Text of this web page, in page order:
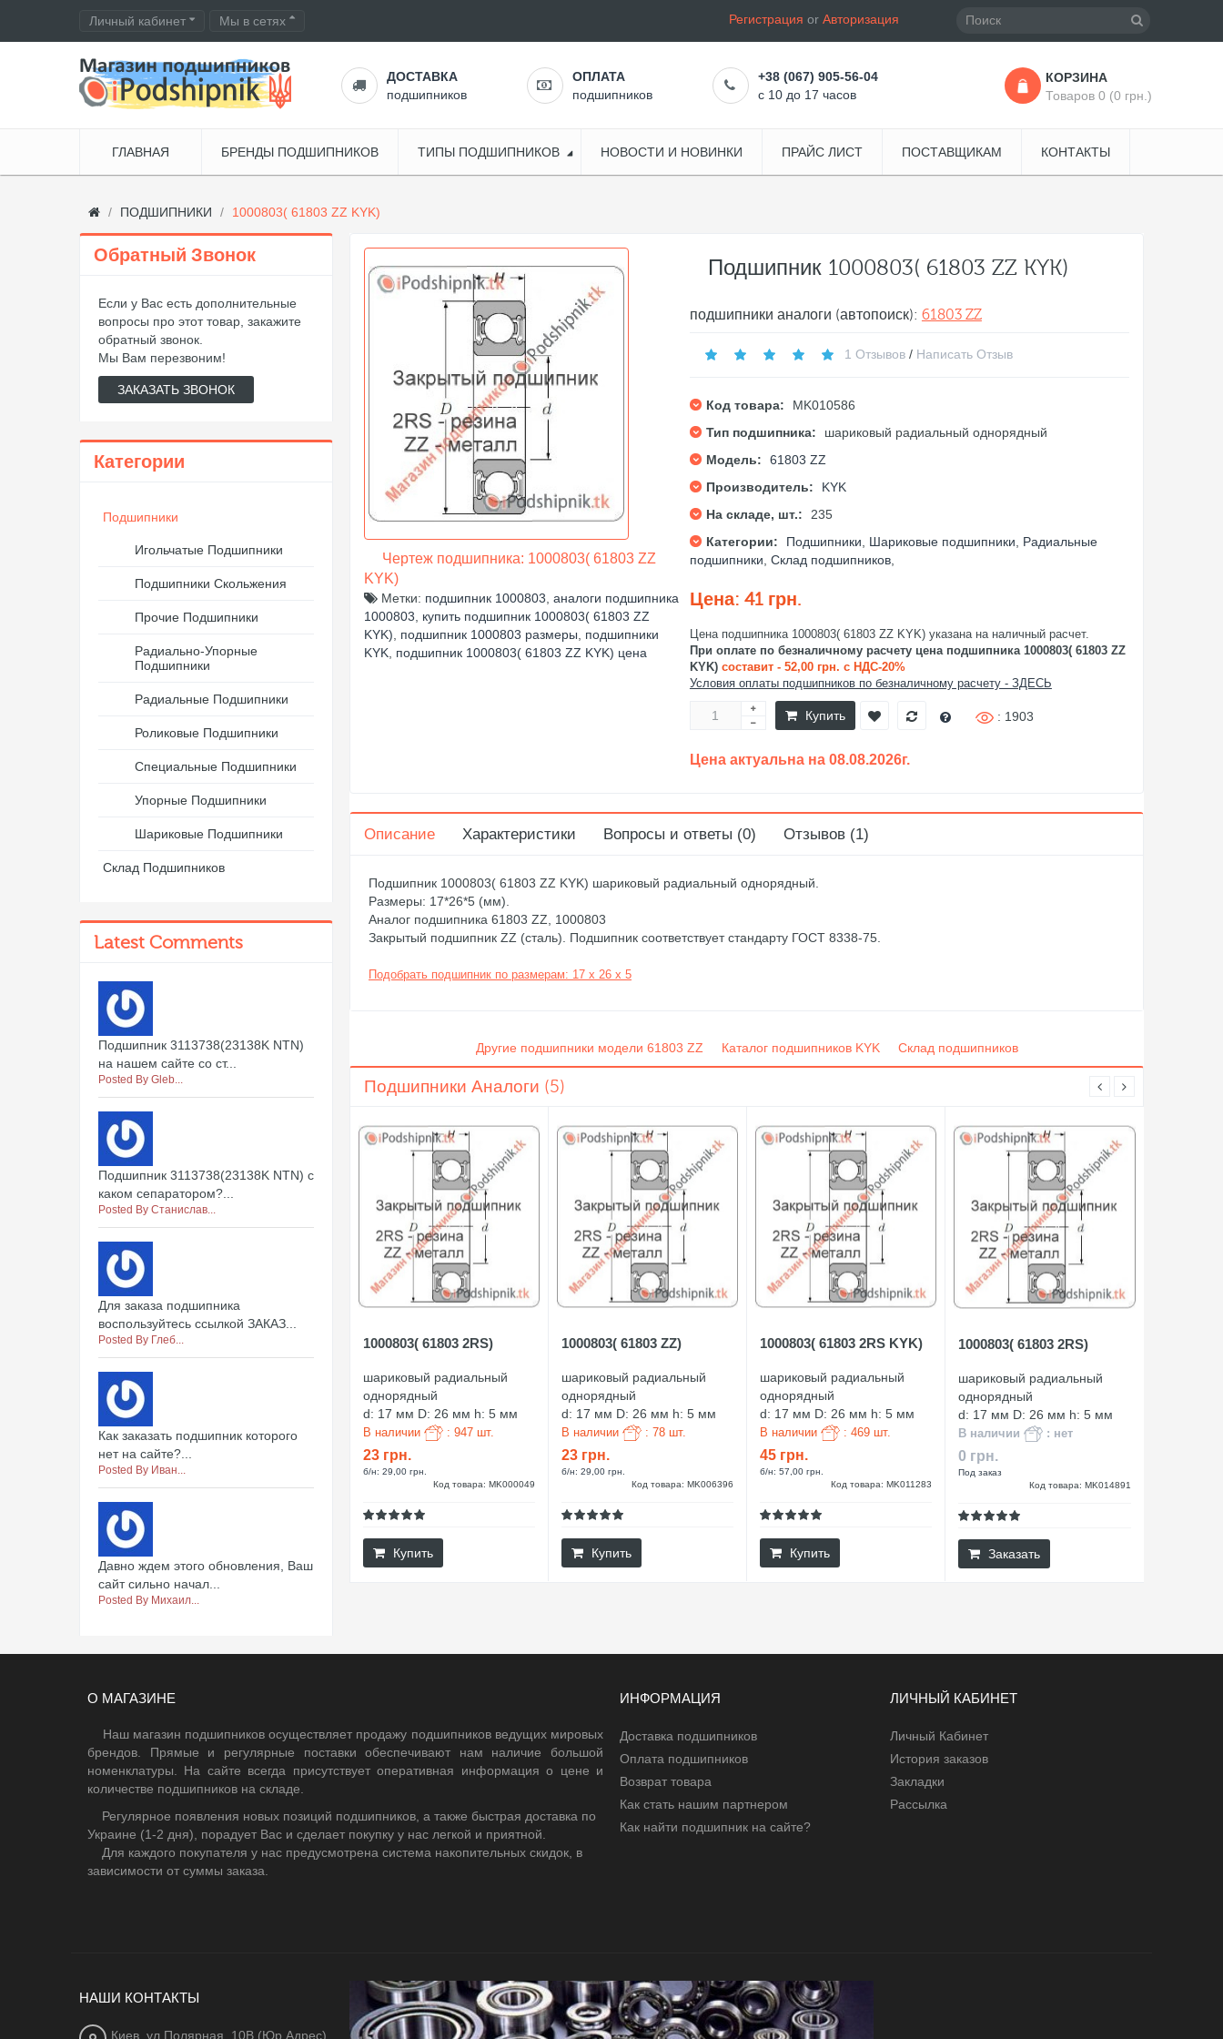
Личный кабинет Мы в сетях Регистрация or Авторизация
ДОСТАВКА
подшипников
ОПЛАТА
подшипников
+38 (067) 905-56-04
с 10 до 17 часов
КОРЗИНА
Товаров 0 (0 грн.)
ГЛАВНАЯ БРЕНДЫ ПОДШИПНИКОВ ТИПЫ ПОДШИПНИКОВ НОВОСТИ И НОВИНКИ ПРАЙС ЛИСТ ПОСТАВЩИКАМ КОНТАКТЫ
ПОДШИПНИКИ 1000803( 61803 ZZ KYK)
Обратный Звонок
Если у Вас есть дополнительные
вопросы про этот товар, закажите
обратный звонок.
Мы Вам перезвоним!
ЗАКАЗАТЬ ЗВОНОК
Категории
Подшипники
Игольчатые Подшипники
Подшипники Скольжения
Прочие Подшипники
Радиально-Упорные
Подшипники
Радиальные Подшипники
Роликовые Подшипники
Специальные Подшипники
Упорные Подшипники
Шариковые Подшипники
Склад Подшипников
Latest Comments
Подшипник 3113738(23138K NTN)
на нашем сайте со ст...
Posted By Gleb...
Подшипник 3113738(23138K NTN) с
каком сепаратором?...
Posted By Станислав...
Для заказа подшипника
воспользуйтесь ссылкой ЗАКАЗ...
Posted By Глеб...
Как заказать подшипник которого
нет на сайте?...
Posted By Иван...
Давно ждем этого обновления, Ваш
сайт сильно начал...
Posted By Михаил...
Чертеж подшипника: 1000803( 61803 ZZ
KYK)
Метки: подшипник 1000803 аналоги подшипника
1000803
купить подшипник 1000803( 61803 ZZ
KYK)
подшипник 1000803 размеры
подшипники
KYK подшипник 1000803( 61803 ZZ KYK) цена
Подшипник 1000803( 61803 ZZ KYK)
подшипники аналоги (автопоиск): 61803 ZZ
1 Отзывов/ Написать Отзыв
Код товара:
MK010586
Тип подшипника:
шариковый радиальный однорядный
Модель:
61803 ZZ
Производитель:
KYK
На складе, шт.:
235
Категории:
Подшипники Шариковые подшипники
Радиальные
подшипники Склад подшипников,
Цена: 41 грн.
Цена подшипника 1000803( 61803 ZZ KYK) указана на наличный расчет.
При оплате по безналичному расчету цена подшипника 1000803( 61803 ZZ
KYK) составит - 52,00 грн. с НДС-20%
Условия оплаты подшипников по безналичному расчету - ЗДЕСЬ
Купить : 1903
Цена актуальна на 08.08.2026г.
Описание Характеристики Вопросы и ответы (0) Отзывов (1)
Подшипник 1000803( 61803 ZZ KYK) шариковый радиальный однорядный.
Размеры: 17*26*5 (мм).
Аналог подшипника 61803 ZZ, 1000803
Закрытый подшипник ZZ (сталь). Подшипник соответствует стандарту ГОСТ 8338-75.
Подобрать подшипник по размерам: 17 x 26 x 5
Другие подшипники модели 61803 ZZ Каталог подшипников KYK Склад подшипников
Подшипники Аналоги (5)
1000803( 61803 2RS)
шариковый радиальный
однорядный
d: 17 мм D: 26 мм h: 5 мм
В наличии : 947 шт.
23 грн.
б/н: 29,00 грн.
Код товара: MK000049
Купить
1000803( 61803 ZZ)
шариковый радиальный
однорядный
d: 17 мм D: 26 мм h: 5 мм
В наличии : 78 шт.
23 грн.
б/н: 29,00 грн.
Код товара: MK006396
Купить
1000803( 61803 2RS KYK)
шариковый радиальный
однорядный
d: 17 мм D: 26 мм h: 5 мм
В наличии : 469 шт.
45 грн.
б/н: 57,00 грн.
Код товара: MK011283
Купить
1000803( 61803 2RS)
шариковый радиальный
однорядный
d: 17 мм D: 26 мм h: 5 мм
В наличии : нет
0 грн.
Под заказ
Код товара: MK014891
Заказать
О МАГАЗИНЕ
Наш магазин подшипников осуществляет продажу подшипников ведущих мировых
брендов. Прямые и регулярные поставки обеспечивают нам наличие большой
номенклатуры. На сайте всегда присутствует оперативная информация о цене и
количестве подшипников на складе.
Регулярное появления новых позиций подшипников, а также быстрая доставка по
Украине (1-2 дня), порадует Вас и сделает покупку у нас легкой и приятной.
Для каждого покупателя у нас предусмотрена система накопительных скидок, в
зависимости от суммы заказа.
ИНФОРМАЦИЯ
Доставка подшипников
Оплата подшипников
Возврат товара
Как стать нашим партнером
Как найти подшипник на сайте?
ЛИЧНЫЙ КАБИНЕТ
Личный Кабинет
История заказов
Закладки
Рассылка
НАШИ КОНТАКТЫ
Киев, ул.Полярная, 10В (Юр.Адрес)